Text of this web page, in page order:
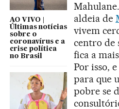
AO VIVO |
Últimas notícias
sobre o
coronavírus e a
crise política
no Brasil
aldeia de
vivem
centro de
fica a
Por isso,
para que
pobre se